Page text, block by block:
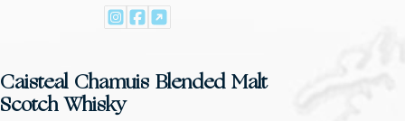
Caisteal Chamuis Blended Malt
Scotch Whisky